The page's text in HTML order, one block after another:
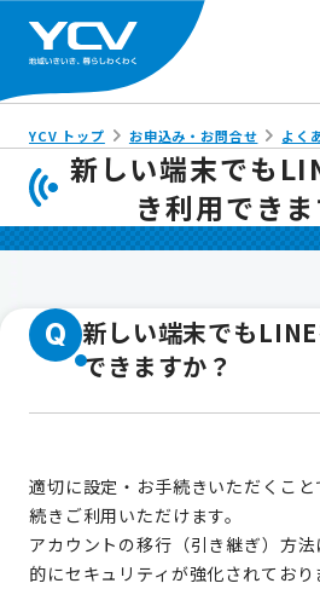
YCV トップ お申込み・お問合せ よく
新しい端末でも
き利用でき
Q 新しい端末でも
できますか？
適切に設定・お手続きいただくこ
続きご利用いただけます。
アカウントの移行（引き継ぎ）方
的にセキュリティが強化されてお